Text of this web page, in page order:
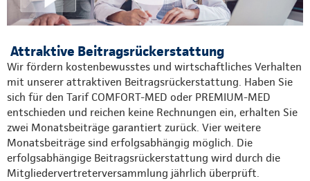
Attraktive Beitragsrückerstattung
Wir fördern kostenbewusstes und wirtschaftliches Verhalten
mit unserer attraktiven Beitragsrückerstattung. Haben Sie
sich für den Tarif COMFORT-MED oder PREMIUM-MED
entschieden und reichen keine Rechnungen ein, erhalten Sie
zwei Monatsbeiträge garantiert zurück. Vier weitere
Monatsbeiträge sind erfolgsabhängig möglich. Die
erfolgsabhängige Beitragsrückerstattung wird durch die
Mitgliedervertreterversammlung jährlich überprüft.